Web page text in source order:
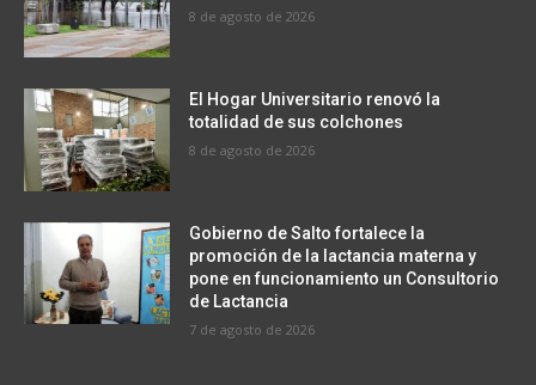
8 de agosto de 2026
El Hogar Universitario renovó la
totalidad de sus colchones
8 de agosto de 2026
Gobierno de Salto fortalece la
promoción de la lactancia materna y
pone en funcionamiento un Consultorio
de Lactancia
7 de agosto de 2026